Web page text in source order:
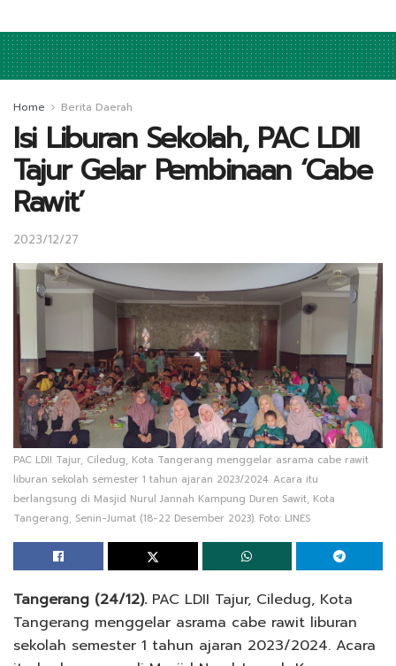
Home Berita Daerah
Isi Liburan Sekolah, PAC LDII
Tajur Gelar Pembinaan ‘Cabe
Rawit’
2023/12/27
PAC LDII Tajur, Ciledug, Kota Tangerang menggelar asrama cabe rawit
liburan sekolah semester 1 tahun ajaran 2023/2024. Acara itu
berlangsung di Masjid Nurul Jannah Kampung Duren Sawit, Kota
Tangerang, Senin-Jumat (18-22 Desember 2023). Foto: LINES
Tangerang (24/12).PAC LDII Tajur, Ciledug, Kota
Tangerang menggelar asrama cabe rawit liburan
sekolah semester 1 tahun ajaran 2023/2024. Acara